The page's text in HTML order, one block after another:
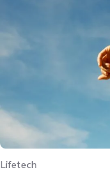
Lifetech